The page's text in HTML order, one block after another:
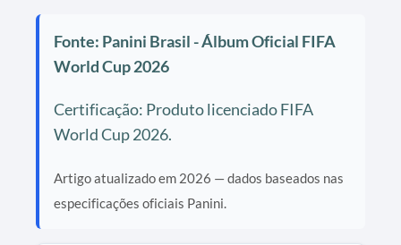
Fonte: Panini Brasil - Álbum Oficial FIFA
World Cup 2026
Certificação: Produto licenciado FIFA
World Cup 2026.
Artigo atualizado em 2026 — dados baseados nas
especificações oficiais Panini.